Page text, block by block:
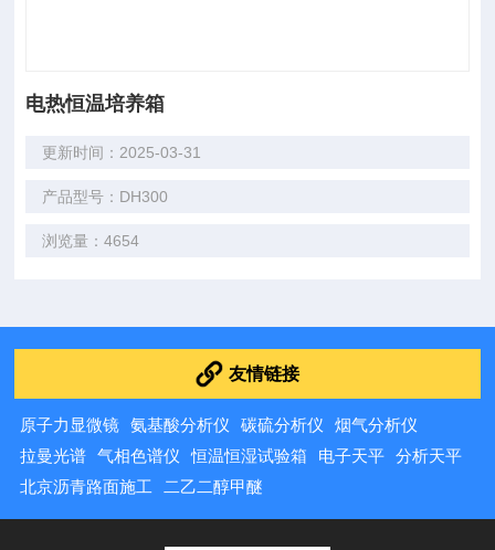
电热恒温培养箱
更新时间：2025-03-31
产品型号：DH300
浏览量：4654
友情链接
原子力显微镜 氨基酸分析仪 碳硫分析仪
烟气分析仪
拉曼光谱
气相色谱仪 恒温恒湿试验箱 电子天平
分析天平
北京沥青路面施工
二乙二醇甲醚